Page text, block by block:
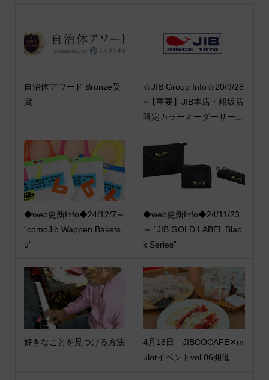
自治体アワード Bronze受
賞
☆JIB Group Info☆20/9/28
~【重要】JIB本店・船坂店
限定カラーオーダーサー...
◆web更新Info◆24/12/7～
“comoJib Wappen Bakets
u”
◆web更新Info◆24/11/23
～ “JIB GOLD LABEL Blac
k Series”
好きなことを見つける方法
4月18日 JIBCOCAFE✕m
ulotイベントvol.06開催